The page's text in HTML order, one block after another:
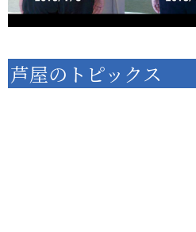
芦屋のトピックス